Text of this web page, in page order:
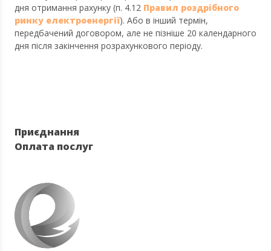
дня отримання рахунку (п. 4.12 Правил роздрібного
ринку електроенергії). Або в інший термін,
передбачений договором, але не пізніше 20 календарного
дня після закінчення розрахункового періоду.
Приєднання
Оплата послуг